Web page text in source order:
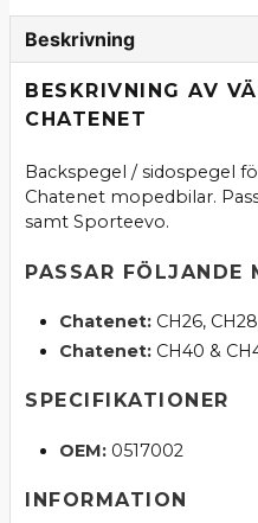
Beskrivning
BESKRIVNING AV
CHATENET
Backspegel / sidospegel
Chatenet mopedbilar.
samt Sporteevo.
PASSAR FÖLJANDE
Chatenet:CH26,
Chatenet:CH40 &
SPECIFIKATIONER
OEM:0517002
INFORMATION